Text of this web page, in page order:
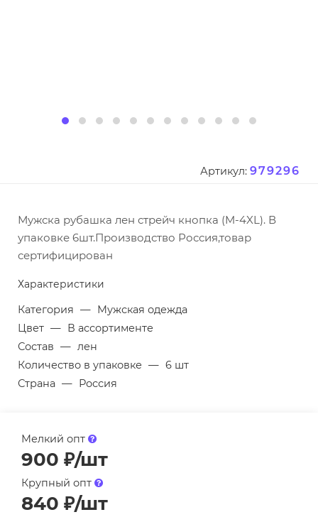
Артикул: 979296
Мужска рубашка лен стрейч кнопка (M-4XL). В
упаковке 6шт.Производство Россия,товар
сертифицирован
Характеристики
Категория — Мужская одежда
Цвет — В ассортименте
Состав — лен
Количество в упаковке — 6 шт
Страна — Россия
Мелкий опт
900 ₽/шт
Крупный опт
840 ₽/шт